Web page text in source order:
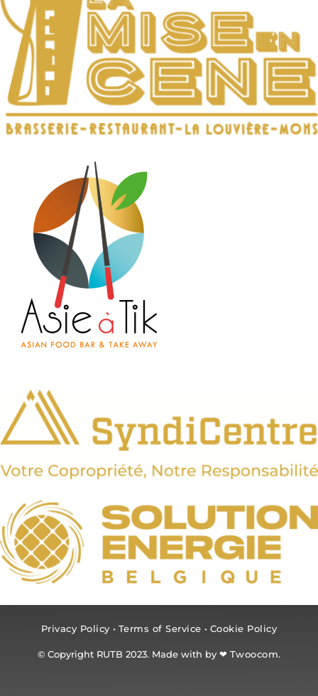
Privacy Policy • Terms of Service • Cookie Policy
© Copyright RUTB 2023. Made with by ❤ Twoocom.